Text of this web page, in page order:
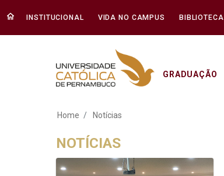
INSTITUCIONAL VIDA NO CAMPUS BIBLIOTECA
GRADUAÇÃO
Notícias - Unicap
Home Notícias
NOTÍCIAS